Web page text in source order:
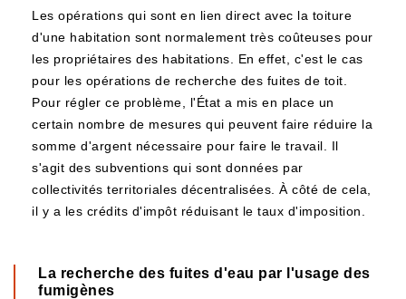
Les opérations qui sont en lien direct avec la toiture
d'une habitation sont normalement très coûteuses pour
les propriétaires des habitations. En effet, c'est le cas
pour les opérations de recherche des fuites de toit.
Pour régler ce problème, l'État a mis en place un
certain nombre de mesures qui peuvent faire réduire la
somme d'argent nécessaire pour faire le travail. Il
s'agit des subventions qui sont données par
collectivités territoriales décentralisées. À côté de cela,
il y a les crédits d'impôt réduisant le taux d'imposition.
La recherche des fuites d'eau par l'usage des
fumigènes